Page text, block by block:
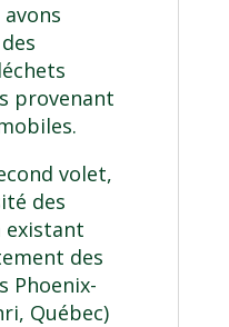
provenant
volet,
des
existant
des
Phoenix-
Québec)